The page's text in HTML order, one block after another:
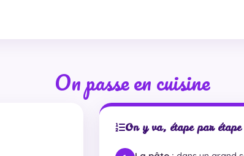
On passe en cuisine
On y va, étape par étape